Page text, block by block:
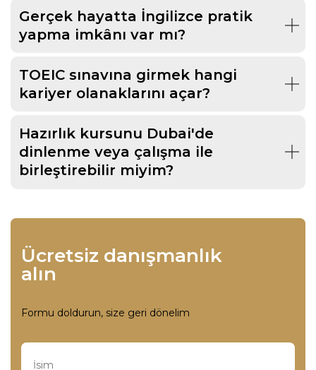
Gerçek hayatta İngilizce pratik
yapma imkânı var mı?
TOEIC sınavına girmek hangi
kariyer olanaklarını açar?
Hazırlık kursunu Dubai'de
dinlenme veya çalışma ile
birleştirebilir miyim?
Ücretsiz danışmanlık
alın
Formu doldurun, size geri dönelim